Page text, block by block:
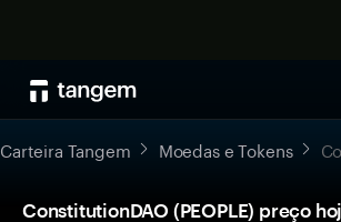
Carteira Tangem Moedas e Tokens
ConstitutionDAO (PEOPLE) preço